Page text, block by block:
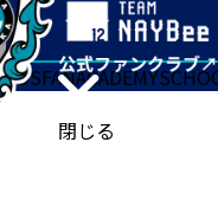
閉じる
FANACADEMY